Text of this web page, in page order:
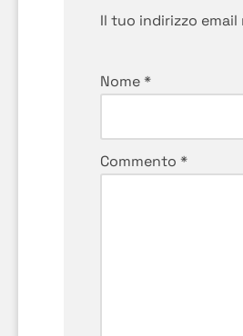
Il tuo indirizzo
Nome*
Commento *